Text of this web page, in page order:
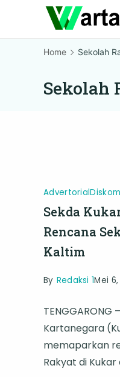
Home Sekolah
Sekolah
Advertorial
Sekda
Rencana
Kaltim
By Redaksi 1Mei
Kartanegara
memaparkan
Rakyat di